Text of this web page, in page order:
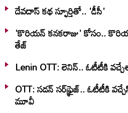
దేవదాస్ కథ స్ఫూర్తితో.. 'డీసీ'
'కొరియన్ కనకరాజు' కోసం..
తేజ్
Lenin OTT: లెనిన్.. ఓటీటీకి
OTT: స‌డ‌న్ స‌ర్‌ఫ్రైజ్‌.. ఓటీటీకి
మూవీ